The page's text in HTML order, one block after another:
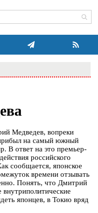
Медведев, вопреки
на самый южный
В ответ на это премьер-
российского
сообщается, японское
времени отзывать
Понять, что Дмитрий
японцев, в Токио вряд